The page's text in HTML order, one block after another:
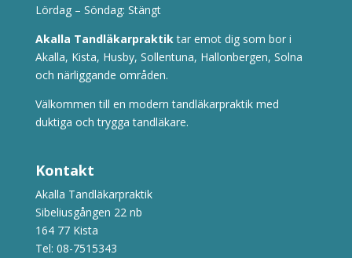
Lördag – Söndag: Stängt
Akalla Tandläkarpraktiktar emot dig som bor i
Akalla, Kista, Husby, Sollentuna, Hallonbergen, Solna
och närliggande områden.
Välkommen till en modern tandläkarpraktik med
duktiga och trygga tandläkare.
Kontakt
Akalla Tandläkarpraktik
Sibeliusgången 22 nb
164 77 Kista
Tel: 08-7515343